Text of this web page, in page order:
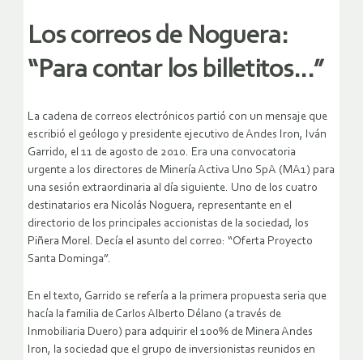
Los correos de Noguera:
“Para contar los billetitos…”
La cadena de correos electrónicos partió con un mensaje que
escribió el geólogo y presidente ejecutivo de Andes Iron, Iván
Garrido, el 11 de agosto de 2010. Era una convocatoria
urgente a los directores de Minería Activa Uno SpA (MA1) para
una sesión extraordinaria al día siguiente. Uno de los cuatro
destinatarios era Nicolás Noguera, representante en el
directorio de los principales accionistas de la sociedad, los
Piñera Morel. Decía el asunto del correo: “Oferta Proyecto
Santa Dominga”.
En el texto, Garrido se refería a la primera propuesta seria que
hacía la familia de Carlos Alberto Délano (a través de
Inmobiliaria Duero) para adquirir el 100% de Minera Andes
Iron, la sociedad que el grupo de inversionistas reunidos en